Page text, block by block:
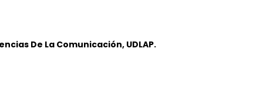
De La Comunicación, UDLAP.